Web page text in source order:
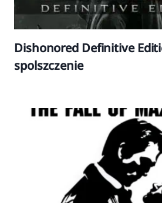
Dishonored Definitive
spolszczenie